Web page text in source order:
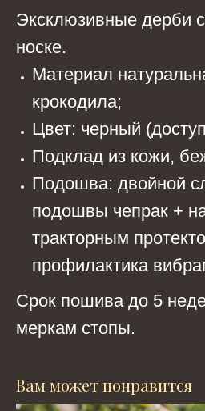
Эксклюзивные дерби
носке.
Материал
крокодила;
Цвет: черный
Подклад из кожи,
Подошва: двойной
подошвы чепрак +
тракторным
профилактика
Срок пошива до 5
меркам стопы.
Вам может понравится